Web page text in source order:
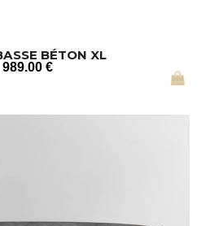
BÉTON XL
989.00 €